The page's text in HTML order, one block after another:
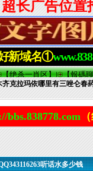
克拉玛依哪里有三唑仑春
bbs.838778.com
听话水多少钱